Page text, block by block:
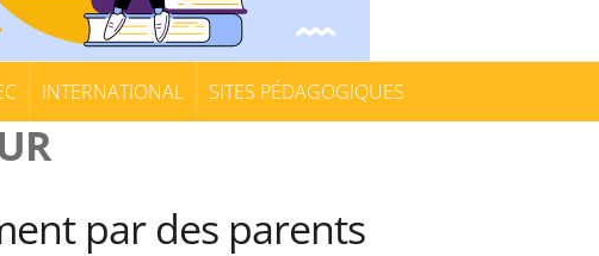
INTERNATIONAL SITES PÉDAGOGIQUES
par des parents